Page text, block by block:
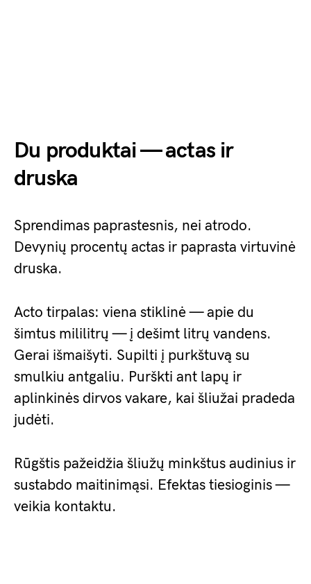
Du produktai — actas ir
druska
Sprendimas paprastesnis, nei atrodo.
Devynių procentų actas ir paprasta virtuvinė
druska.
Acto tirpalas: viena stiklinė — apie du
šimtus mililitrų — į dešimt litrų vandens.
Gerai išmaišyti. Supilti į purkštuvą su
smulkiu antgaliu. Purškti ant lapų ir
aplinkinės dirvos vakare, kai šliužai pradeda
judėti.
Rūgštis pažeidžia šliužų minkštus audinius ir
sustabdo maitinimąsi. Efektas tiesioginis —
veikia kontaktu.